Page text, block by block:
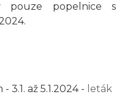
pouze popelnice s
až 5.1.2024 - leták